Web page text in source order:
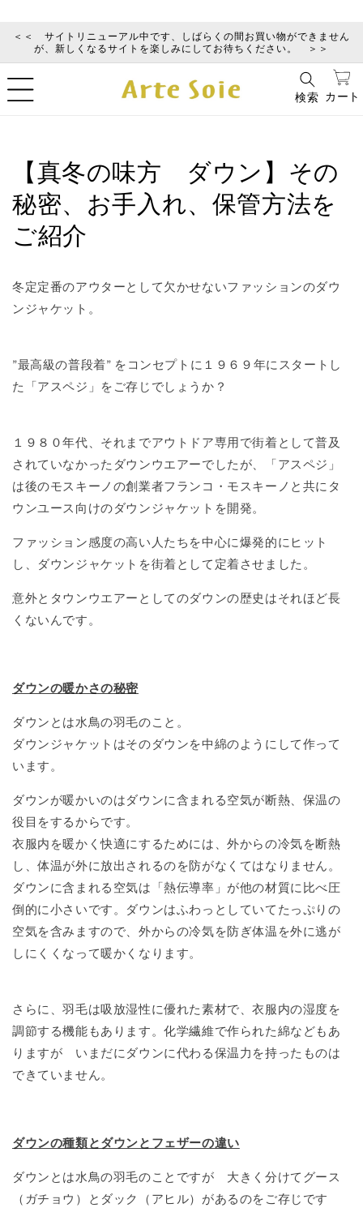
進む
＜＜ サイトリニューアル中です、しばらくの間お買い物ができません
が、新しくなるサイトを楽しみにしてお待ちください。 ＞＞
検索
カ
ー
カート
【真冬の味方 ダウン】その
秘密、お手入れ、保管方法を
ご紹介
冬定定番のアウターとして欠かせないファッションのダウ
ンジャケット。
”最高級の普段着” をコンセプトに１９６９年にスタートし
た「アスペジ」をご存じでしょうか？
１９８０年代、それまでアウトドア専用で街着として普及
されていなかったダウンウエアーでしたが、「アスペジ」
は後のモスキーノの創業者フランコ・モスキーノと共にタ
ウンユース向けのダウンジャケットを開発。
ファッション感度の高い人たちを中心に爆発的にヒット
し、ダウンジャケットを街着として定着させました。
意外とタウンウエアーとしてのダウンの歴史はそれほど長
くないんです。
ダウンの暖かさの秘密
ダウンとは水鳥の羽毛のこと。
ダウンジャケットはそのダウンを中綿のようにして作って
います。
ダウンが暖かいのはダウンに含まれる空気が断熱、保温の
役目をするからです。
衣服内を暖かく快適にするためには、外からの冷気を断熱
し、体温が外に放出されるのを防がなくてはなりません。
ダウンに含まれる空気は「熱伝導率」が他の材質に比べ圧
倒的に小さいです。ダウンはふわっとしていてたっぷりの
空気を含みますので、外からの冷気を防ぎ体温を外に逃が
しにくくなって暖かくなります。
さらに、羽毛は吸放湿性に優れた素材で、衣服内の湿度を
調節する機能もあります。化学繊維で作られた綿などもあ
りますが いまだにダウンに代わる保温力を持ったものは
できていません。
ダウンの種類とダウンとフェザーの違い
ダウンとは水鳥の羽毛のことですが 大きく分けてグース
（ガチョウ）とダック（アヒル）があるのをご存じです